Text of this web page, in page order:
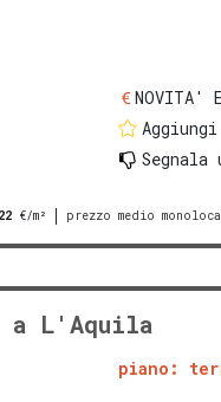
NOVITA'
Segnala
€/m² prezzo medio
a L'Aquila
piano: